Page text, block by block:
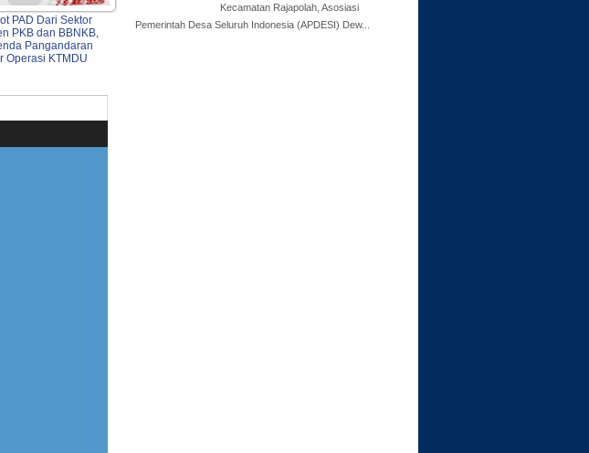
PAD Dari Sektor
PKB dan BBNKB,
Pangandaran
Operasi KTMDU
Kecamatan Rajapolah, Asosiasi
Pemerintah Desa Seluruh Indonesia (APDESI) Dew...